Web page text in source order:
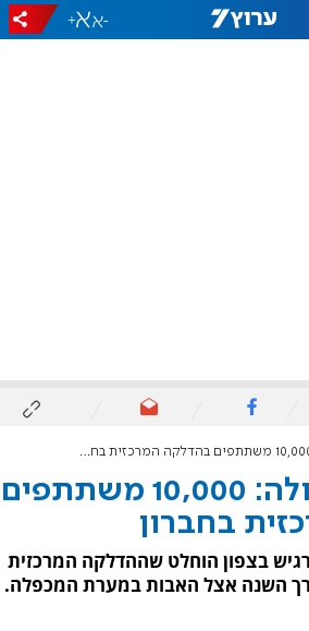
-
+
הצטרפו להילולה: 10,000 משתתפים
בחברון
בצפון הוחלט שההדלקה המרכזית
השנה אצל האבות במערת המכפלה.